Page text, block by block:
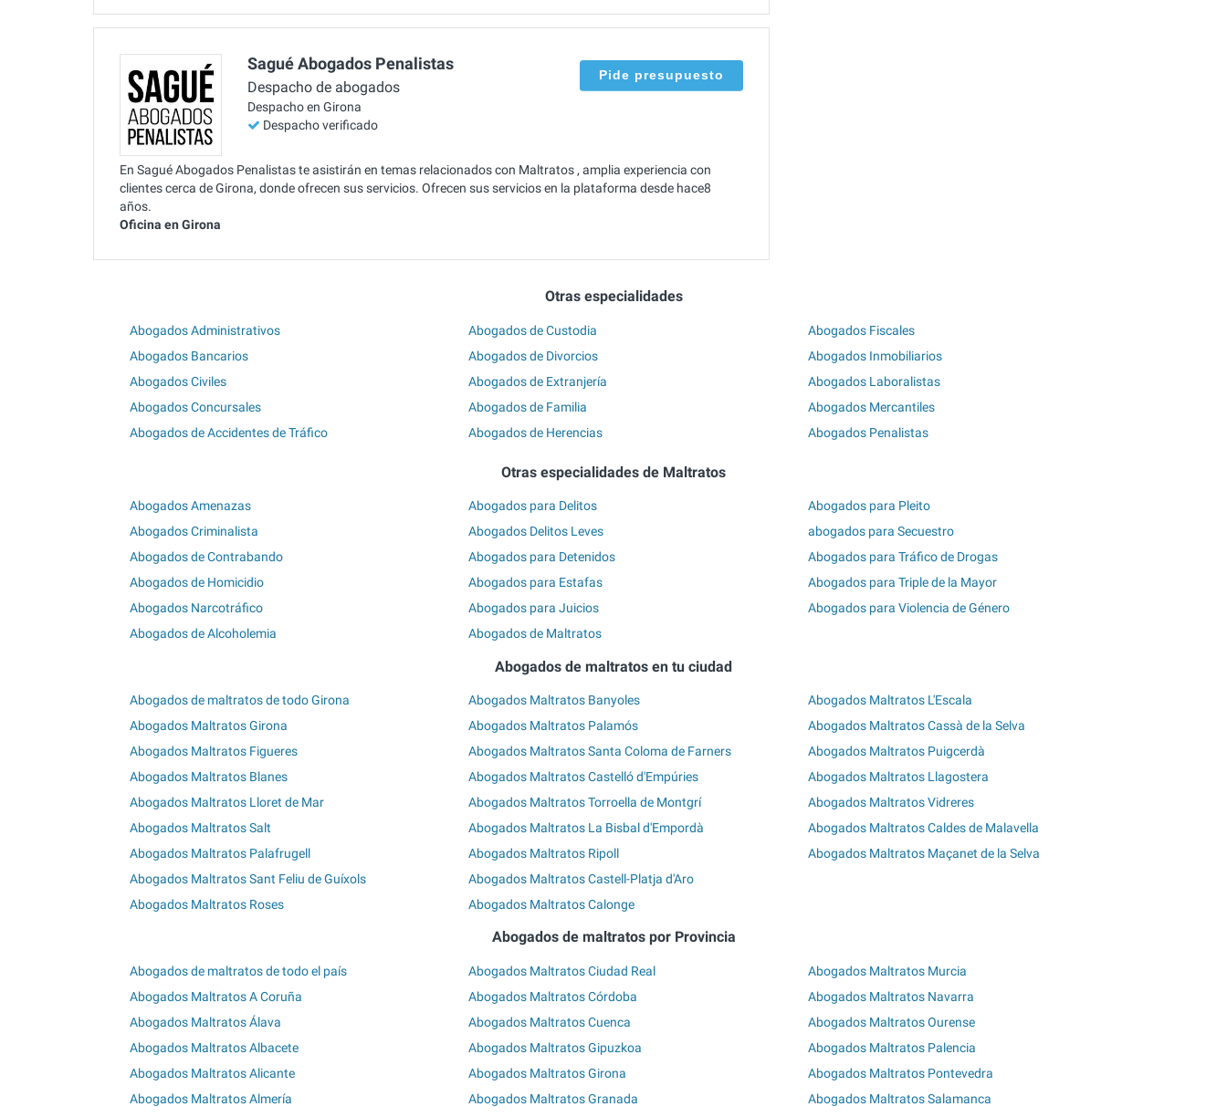
Sagué Abogados Penalistas
Despacho de abogados
Despacho en Girona
Despacho verificado
Pide presupuesto
En Sagué Abogados Penalistas te asistirán en temas relacionados con Maltratos , amplia experiencia con
clientes cerca de Girona, donde ofrecen sus servicios. Ofrecen sus servicios en la plataforma desde hace8
años.
Oficina en Girona
Otras especialidades
Abogados Administrativos
Abogados Bancarios
Abogados Civiles
Abogados Concursales
Abogados de Accidentes de Tráfico
Abogados de Custodia
Abogados de Divorcios
Abogados de Extranjería
Abogados de Familia
Abogados de Herencias
Abogados Fiscales
Abogados Inmobiliarios
Abogados Laboralistas
Abogados Mercantiles
Abogados Penalistas
Otras especialidades de Maltratos
Abogados Amenazas
Abogados Criminalista
Abogados de Contrabando
Abogados de Homicidio
Abogados Narcotráfico
Abogados de Alcoholemia
Abogados para Delitos
Abogados Delitos Leves
Abogados para Detenidos
Abogados para Estafas
Abogados para Juicios
Abogados de Maltratos
Abogados para Pleito
abogados para Secuestro
Abogados para Tráfico de Drogas
Abogados para Triple de la Mayor
Abogados para Violencia de Género
Abogados de maltratos en tu ciudad
Abogados de maltratos de todo Girona
Abogados Maltratos Girona
Abogados Maltratos Figueres
Abogados Maltratos Blanes
Abogados Maltratos Lloret de Mar
Abogados Maltratos Salt
Abogados Maltratos Palafrugell
Abogados Maltratos Sant Feliu de Guíxols
Abogados Maltratos Roses
Abogados Maltratos Banyoles
Abogados Maltratos Palamós
Abogados Maltratos Santa Coloma de Farners
Abogados Maltratos Castelló d'Empúries
Abogados Maltratos Torroella de Montgrí
Abogados Maltratos La Bisbal d'Empordà
Abogados Maltratos Ripoll
Abogados Maltratos Castell-Platja d'Aro
Abogados Maltratos Calonge
Abogados Maltratos L'Escala
Abogados Maltratos Cassà de la Selva
Abogados Maltratos Puigcerdà
Abogados Maltratos Llagostera
Abogados Maltratos Vidreres
Abogados Maltratos Caldes de Malavella
Abogados Maltratos Maçanet de la Selva
Abogados de maltratos por Provincia
Abogados de maltratos de todo el país
Abogados Maltratos A Coruña
Abogados Maltratos Álava
Abogados Maltratos Albacete
Abogados Maltratos Alicante
Abogados Maltratos Almería
Abogados Maltratos Ciudad Real
Abogados Maltratos Córdoba
Abogados Maltratos Cuenca
Abogados Maltratos Gipuzkoa
Abogados Maltratos Girona
Abogados Maltratos Granada
Abogados Maltratos Murcia
Abogados Maltratos Navarra
Abogados Maltratos Ourense
Abogados Maltratos Palencia
Abogados Maltratos Pontevedra
Abogados Maltratos Salamanca